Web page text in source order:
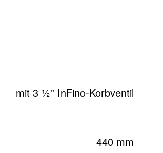
mit 3 ½'' InFino-Korbventil
440 mm